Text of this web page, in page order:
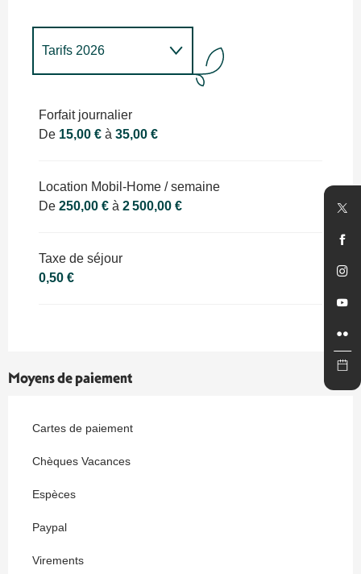
Tarifs 2026
Forfait journalier
De 15,00 € à 35,00 €
Location Mobil-Home / semaine
De 250,00 € à 2 500,00 €
Taxe de séjour
0,50 €
Moyens de paiement
Cartes de paiement
Chèques Vacances
Espèces
Paypal
Virements